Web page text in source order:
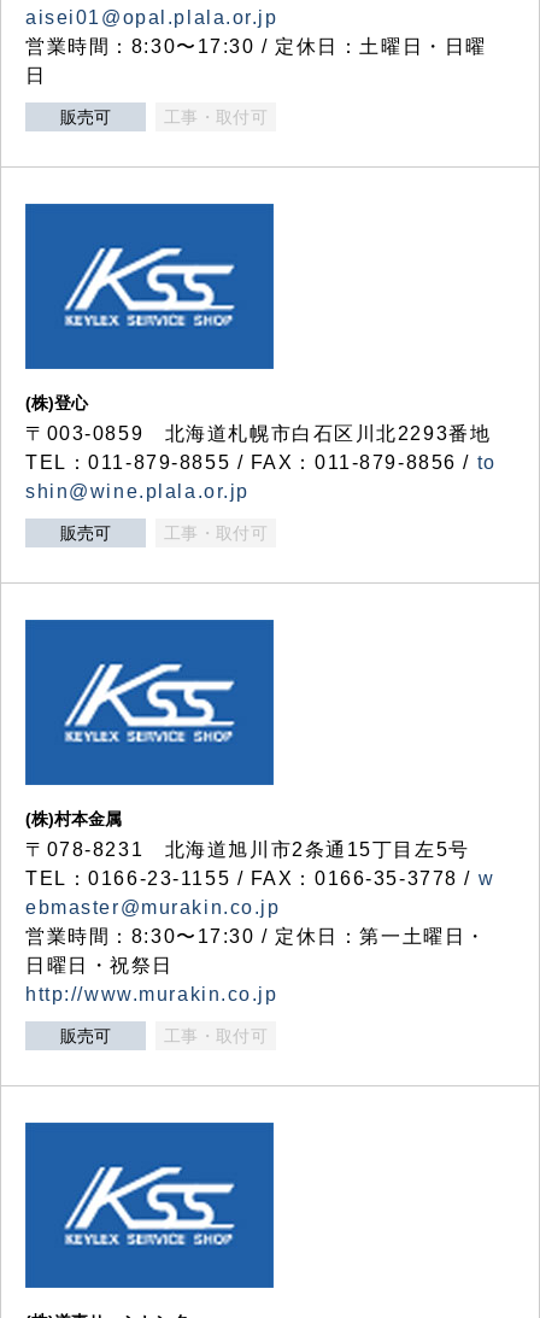
aisei01@opal.plala.or.jp
営業時間：8:30〜17:30 / 定休日：土曜日・日曜
日
販売可 工事・取付可
(株)登心
〒003-0859 北海道札幌市白石区川北2293番地
TEL：011-879-8855 / FAX：011-879-8856 / to
shin@wine.plala.or.jp
販売可 工事・取付可
(株)村本金属
〒078-8231 北海道旭川市2条通15丁目左5号
TEL：0166-23-1155 / FAX：0166-35-3778 / w
ebmaster@murakin.co.jp
営業時間：8:30〜17:30 / 定休日：第一土曜日・
日曜日・祝祭日
http://www.murakin.co.jp
販売可 工事・取付可